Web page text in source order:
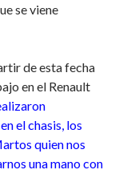
se viene
de esta fecha
en el Renault
el chasis, los
quien nos
una mano con